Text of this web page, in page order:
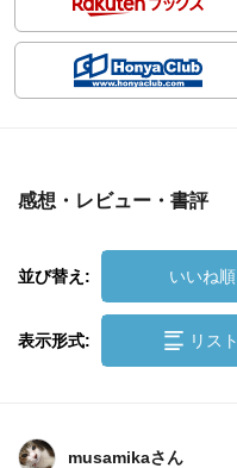
感想・レビュー・書評
並び替え: いいね順
表示形式: リスト
musamikaさん